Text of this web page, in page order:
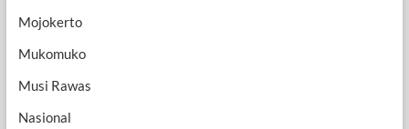
Mojokerto
Mukomuko
Musi Rawas
Nasional